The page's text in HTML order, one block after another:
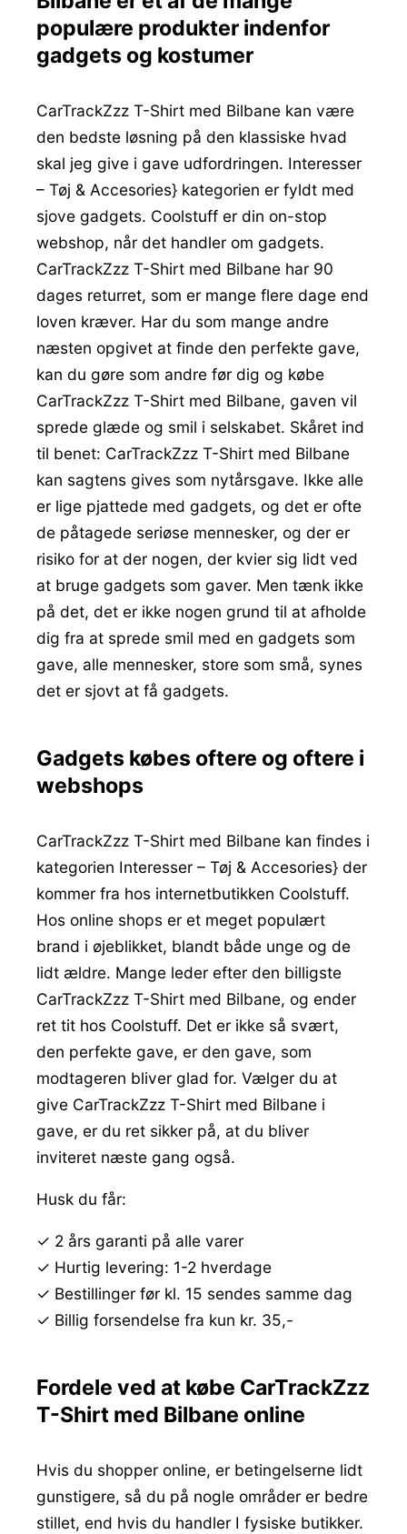
populære produkter indenfor
gadgets og kostumer
CarTrackZzz T-Shirt med Bilbane kan være
den bedste løsning på den klassiske hvad
skal jeg give i gave udfordringen. Interesser
– Tøj & Accesories} kategorien er fyldt med
sjove gadgets. Coolstuff er din on-stop
webshop, når det handler om gadgets.
CarTrackZzz T-Shirt med Bilbane har 90
dages returret, som er mange flere dage end
loven kræver. Har du som mange andre
næsten opgivet at finde den perfekte gave,
kan du gøre som andre før dig og købe
CarTrackZzz T-Shirt med Bilbane, gaven vil
sprede glæde og smil i selskabet. Skåret ind
til benet: CarTrackZzz T-Shirt med Bilbane
kan sagtens gives som nytårsgave. Ikke alle
er lige pjattede med gadgets, og det er ofte
de påtagede seriøse mennesker, og der er
risiko for at der nogen, der kvier sig lidt ved
at bruge gadgets som gaver. Men tænk ikke
på det, det er ikke nogen grund til at afholde
dig fra at sprede smil med en gadgets som
gave, alle mennesker, store som små, synes
det er sjovt at få gadgets.
Gadgets købes oftere og oftere i
webshops
CarTrackZzz T-Shirt med Bilbane kan findes i
kategorien Interesser – Tøj & Accesories} der
kommer fra hos internetbutikken Coolstuff.
Hos online shops er et meget populært
brand i øjeblikket, blandt både unge og de
lidt ældre. Mange leder efter den billigste
CarTrackZzz T-Shirt med Bilbane, og ender
ret tit hos Coolstuff. Det er ikke så svært,
den perfekte gave, er den gave, som
modtageren bliver glad for. Vælger du at
give CarTrackZzz T-Shirt med Bilbane i
gave, er du ret sikker på, at du bliver
inviteret næste gang også.
Husk du får:
✓ 2 års garanti på alle varer
✓ Hurtig levering: 1-2 hverdage
✓ Bestillinger før kl. 15 sendes samme dag
✓ Billig forsendelse fra kun kr. 35,-
Fordele ved at købe CarTrackZzz
T-Shirt med Bilbane online
Hvis du shopper online, er betingelserne lidt
gunstigere, så du på nogle områder er bedre
stillet, end hvis du handler I fysiske butikker.